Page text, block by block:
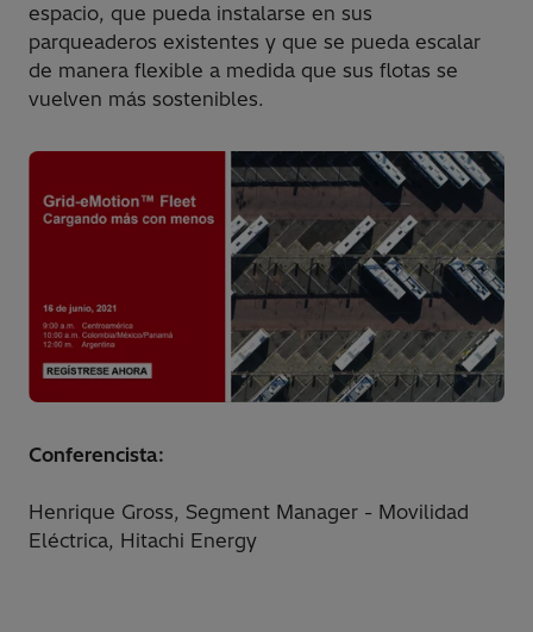
espacio, que pueda instalarse en sus
parqueaderos existentes y que se pueda escalar
de manera flexible a medida que sus flotas se
vuelven más sostenibles.
Conferencista:
Henrique Gross, Segment Manager - Movilidad
Eléctrica, Hitachi Energy